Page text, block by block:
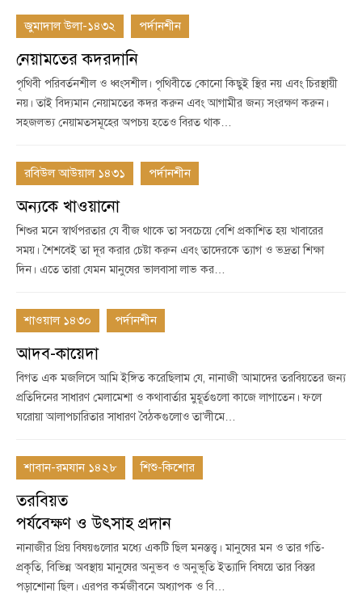
জুমাদাল উলা-১৪৩২ পর্দানশীন
নেয়ামতের কদরদানি
পৃথিবী পরিবর্তনশীল ও ধ্বংসশীল। পৃথিবীতে কোনো কিছুই স্থির নয় এবং চিরস্থায়ী
নয়। তাই বিদ্যমান নেয়ামতের কদর করুন এবং আগামীর জন্য সংরক্ষণ করুন।
সহজলভ্য নেয়ামতসমূহের অপচয় হতেও বিরত থাক…
রবিউল আউয়াল ১৪৩১ পর্দানশীন
অন্যকে খাওয়ানো
শিশুর মনে স্বার্থপরতার যে বীজ থাকে তা সবচেয়ে বেশি প্রকাশিত হয় খাবারের
সময়। শৈশবেই তা দূর করার চেষ্টা করুন এবং তাদেরকে ত্যাগ ও ভদ্রতা শিক্ষা
দিন। এতে তারা যেমন মানুষের ভালবাসা লাভ কর…
শাওয়াল ১৪৩০ পর্দানশীন
আদব-কায়েদা
বিগত এক মজলিসে আমি ইঙ্গিত করেছিলাম যে, নানাজী আমাদের তরবিয়তের জন্য
প্রতিদিনের সাধারণ মেলামেশা ও কথাবার্তার মুহূর্তগুলো কাজে লাগাতেন। ফলে
ঘরোয়া আলাপচারিতার সাধারণ বৈঠকগুলোও তা’লীমে…
শাবান-রমযান ১৪২৮ শিশু-কিশোর
তরবিয়ত
পর্যবেক্ষণ ও উৎসাহ প্রদান
নানাজীর প্রিয় বিষয়গুলোর মধ্যে একটি ছিল মনস্তত্ত্ব। মানুষের মন ও তার গতি-
প্রকৃতি, বিভিন্ন অবস্থায় মানুষের অনুভব ও অনুভূতি ইত্যাদি বিষয়ে তার বিস্তর
পড়াশোনা ছিল। এরপর কর্মজীবনে অধ্যাপক ও বি…